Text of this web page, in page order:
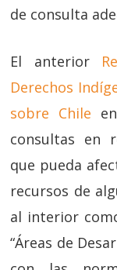
de consulta
El anterior
Derechos
sobre Chile
consultas en
que pueda
recursos de
al interior
“Áreas de